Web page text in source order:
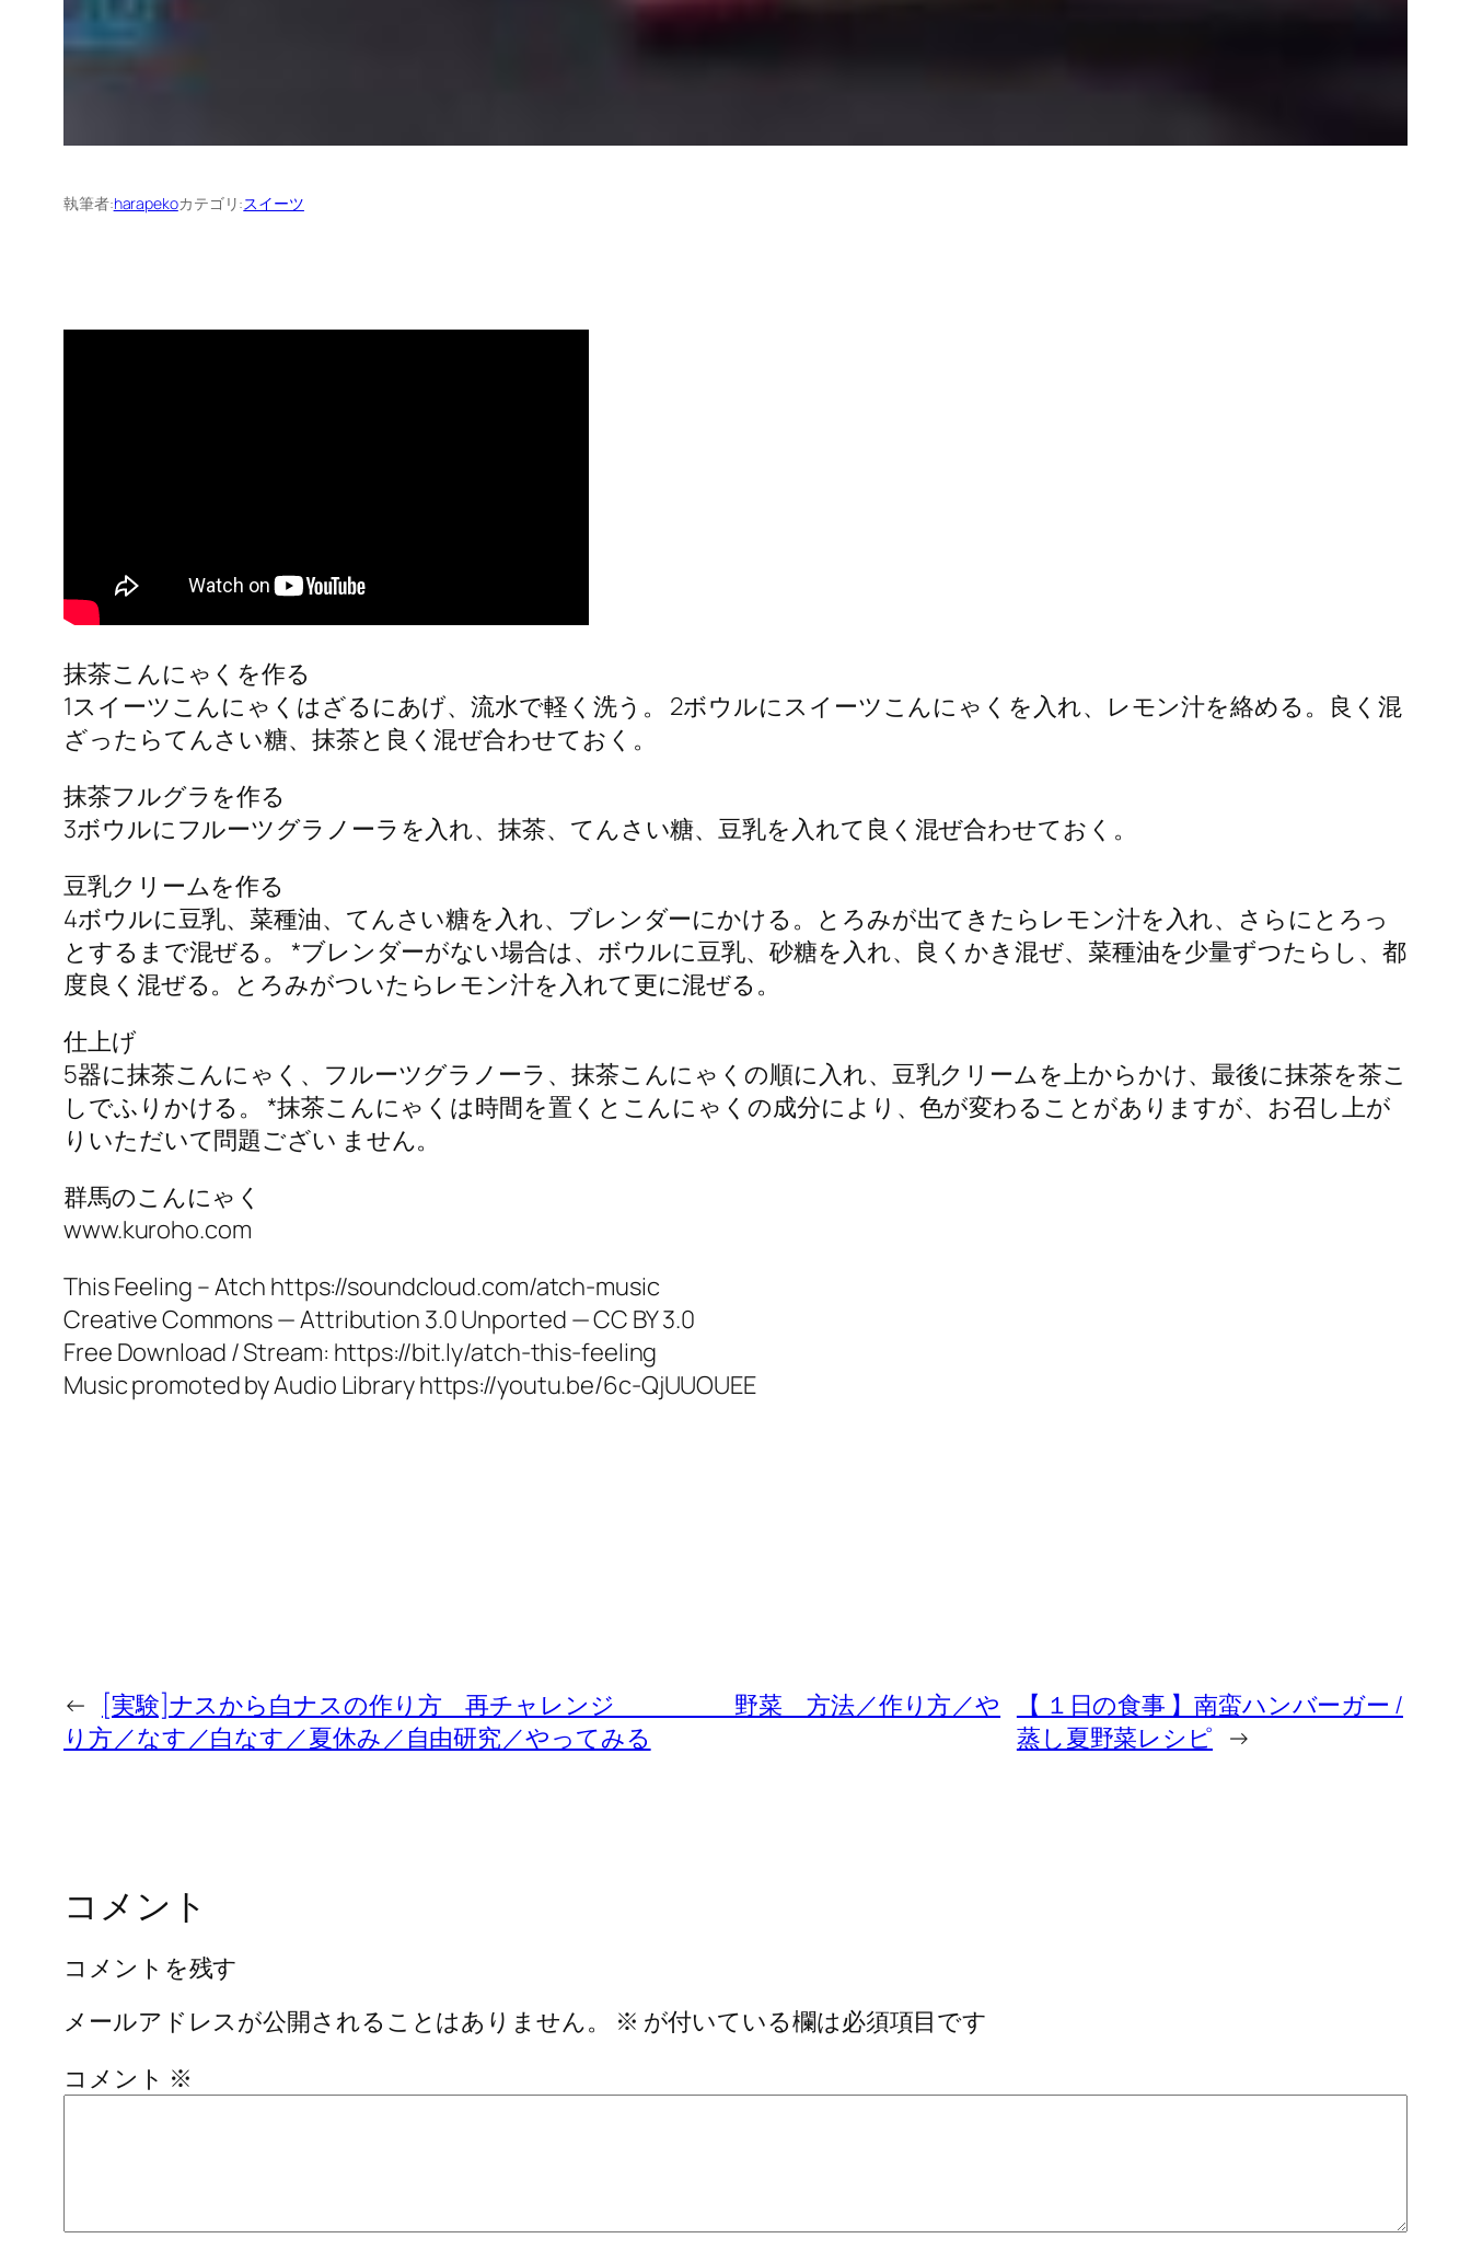
執筆者:harapekoカテゴリ:スイーツ
抹茶こんにゃくを作る
1スイーツこんにゃくはざるにあげ、流水で軽く洗う。 2ボウルにスイーツこんにゃくを入れ、レモン汁を絡める。良く混
ざったらてんさい糖、抹茶と良く混ぜ合わせておく。
抹茶フルグラを作る
3ボウルにフルーツグラノーラを入れ、抹茶、てんさい糖、豆乳を入れて良く混ぜ合わせておく。
豆乳クリームを作る
4ボウルに豆乳、菜種油、てんさい糖を入れ、ブレンダーにかける。とろみが出てきたらレモン汁を入れ、さらにとろっ
とするまで混ぜる。 *ブレンダーがない場合は、ボウルに豆乳、砂糖を入れ、良くかき混ぜ、菜種油を少量ずつたらし、都
度良く混ぜる。とろみがついたらレモン汁を入れて更に混ぜる。
仕上げ
5器に抹茶こんにゃく、フルーツグラノーラ、抹茶こんにゃくの順に入れ、豆乳クリームを上からかけ、最後に抹茶を茶こ
しでふりかける。 *抹茶こんにゃくは時間を置くとこんにゃくの成分により、色が変わることがありますが、お召し上が
りいただいて問題ござい ません。
群馬のこんにゃく
www.kuroho.com
This Feeling – Atch https://soundcloud.com/atch-music
Creative Commons — Attribution 3.0 Unported — CC BY 3.0
Free Download / Stream: https://bit.ly/atch-this-feeling
Music promoted by Audio Library https://youtu.be/6c-QjUUOUEE
←
[実験]ナスから白ナスの作り方 再チャレンジ 野菜 方法／作り方／や
り方／なす／白なす／夏休み／自由研究／やってみる
【 １日の食事 】南蛮ハンバーガー /
蒸し夏野菜レシピ →
コメント
コメントを残す
メールアドレスが公開されることはありません。
※ が付いている欄は必須項目です
コメント ※